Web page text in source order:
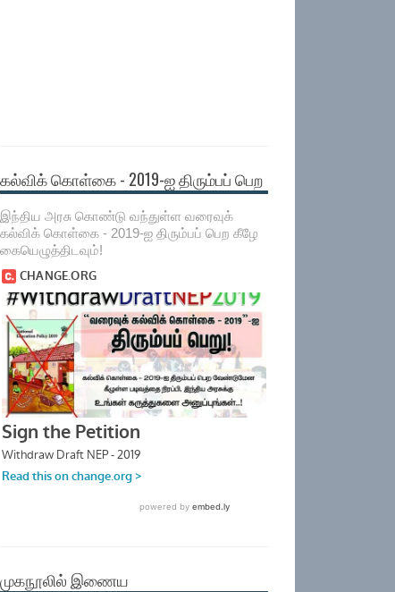
கல்விக் கொள்கை - 2019-ஐ திரும்பப் பெற
இந்திய அரசு கொண்டு வந்துள்ள வரைவுக்
கல்விக் கொள்கை - 2019-ஐ திரும்பப் பெற கீழே
கையெழுத்திடவும்!
முகநூலில் இணைய